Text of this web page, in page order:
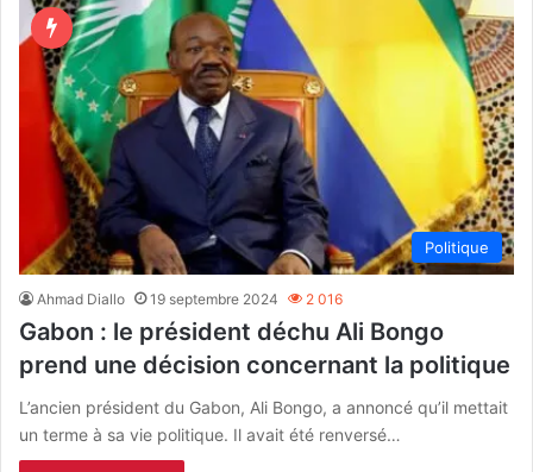
Politique
Ahmad Diallo 19 septembre 2024 2 016
Gabon : le président déchu Ali Bongo
prend une décision concernant la politique
L’ancien président du Gabon, Ali Bongo, a annoncé qu’il mettait
un terme à sa vie politique. Il avait été renversé…